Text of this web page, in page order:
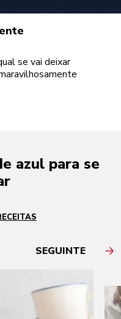
se vai deixar
azul para se
SEGUINTE